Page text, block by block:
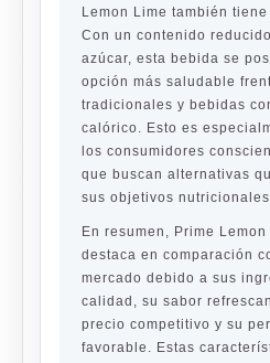
Lemon Lime también
Con un contenido
azúcar, esta bebida se
opción más saludable
tradicionales y bebidas
calórico. Esto es
los consumidores
que buscan alternativas
sus objetivos
En resumen, Prime
destaca en comparación
mercado debido a sus
calidad, su sabor
precio competitivo y su
favorable. Estas